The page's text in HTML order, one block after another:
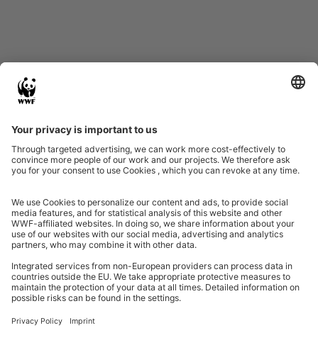
Eine Initiative von
Partner & Auszeichnungen
Ein Projekt der Aktionsplattform von Unternehmen Biologische Vielfalt 2020